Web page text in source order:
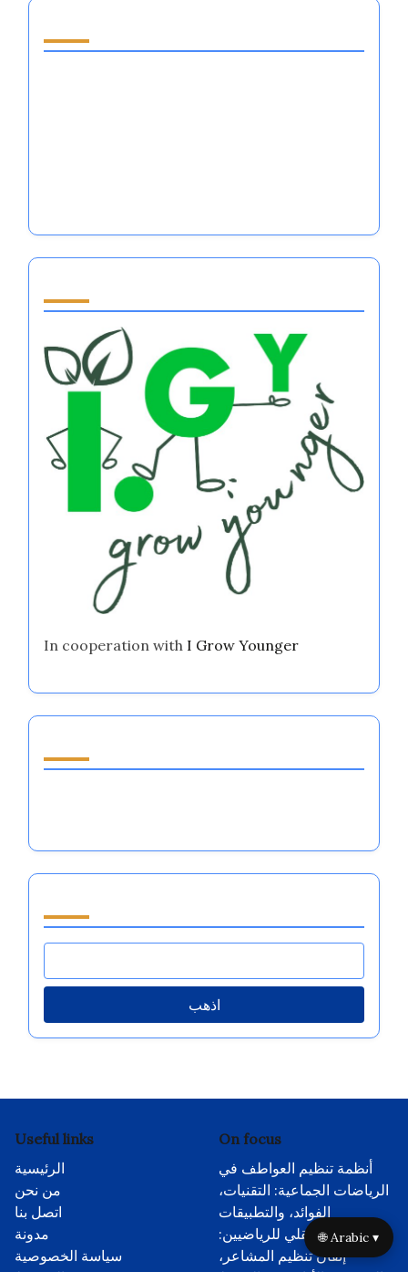
In cooperation with I Grow Younger
اذهب
Useful links
الرئيسية
من نحن
اتصل بنا
مدونة
سياسة الخصوصية
On focus
أنظمة تنظيم العواطف في
الرياضات الجماعية: التقنيات،
الفوائد، والتطبيقات
التدريب العقلي للرياضيين:
إتقان تنظيم المشاعر،
🌐 Arabic ▾